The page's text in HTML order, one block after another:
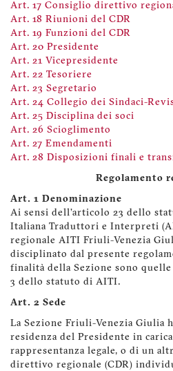
Art. 17 Consiglio direttivo
Art. 18 Riunioni del CDR
Art. 19 Funzioni del CDR
Art. 20 Presidente
Art. 21 Vicepresidente
Art. 22 Tesoriere
Art. 23 Segretario
Art. 24 Collegio dei Sindaci-
Art. 25 Disciplina dei soci
Art. 26 Scioglimento
Art. 27 Emendamenti
Art. 28 Disposizioni finali e
Regolamento
Art. 1 Denominazione
Ai sensi dell'articolo 23 dello
Italiana Traduttori e Interpreti
regionale AITI Friuli-Venezia
disciplinato dal presente
finalità della Sezione sono
3 dello statuto di AITI.
Art. 2 Sede
La Sezione Friuli-Venezia Giulia
residenza del Presidente in
rappresentanza legale, o di un
direttivo regionale (CDR)